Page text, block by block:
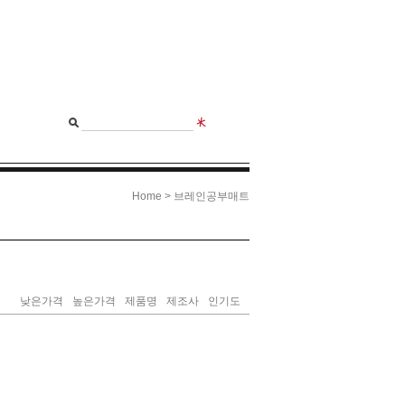
Home > 브레인공부매트
낮은가격 높은가격 제품명 제조사 인기도